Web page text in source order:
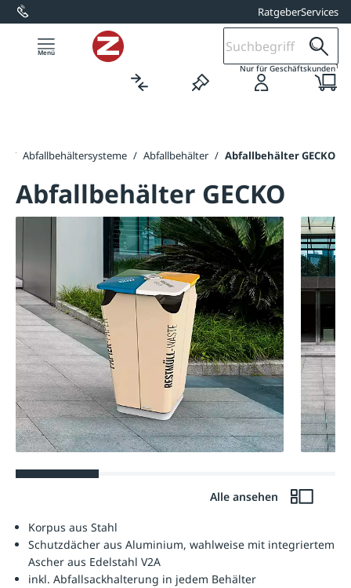
springen RatgeberServices
Nur für Geschäftskunden1
/ Abfallbehältersysteme / Abfallbehälter / Abfallbehälter GECKO
Abfallbehälter GECKO
Alle ansehen
Korpus aus Stahl
Schutzdächer aus Aluminium, wahlweise mit integriertem
Ascher aus Edelstahl V2A
inkl. Abfallsackhalterung in jedem Behälter